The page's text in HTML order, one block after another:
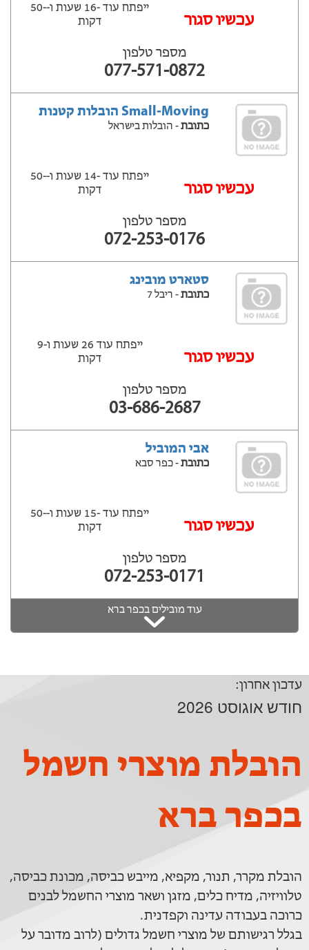
‫עכשיו סגור
ייפתח עוד -16 שעות ‫ו--50
דקות
מספר טלפון
077-571-0872
Small-Moving הובלות קטנות
כתובת- הובלות בישראל
‫עכשיו סגור
ייפתח עוד -14 שעות ‫ו--50
דקות
מספר טלפון
072-253-0176
סטארט מובינג
כתובת- ריבל 7
עכשיו סגור
ייפתח עוד 26 שעות ‫ו-9
דקות
מספר טלפון
03-686-2687
אבי המוביל
כתובת- כפר סבא
‫עכשיו סגור
ייפתח עוד -15 שעות ‫ו--50
דקות
מספר טלפון
072-253-0171
עוד מובילים בכפר ברא
עדכון אחרון:
חודש אוגוסט 2026
הובלת מוצרי חשמל
בכפר ברא
הובלת מקרר, תנור, מקפיא, מייבש כביסה, מכונת כביסה,
טלוויזיה, מדיח כלים, מזגן ושאר מוצרי החשמל לבנים
כרוכה בעבודה עדינה וקפדנית.
בגלל רגישותם של מוצרי חשמל גדולים (לרוב מדובר על